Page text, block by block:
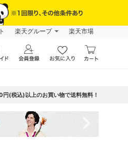
楽天グループ 楽天市場
(税込)以上のお買い物で送料無料！